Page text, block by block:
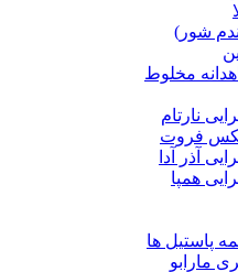
شور)
مخلوط
نارتام
فروت
آذر آدا
همپا
پاستیل ها
مارابو